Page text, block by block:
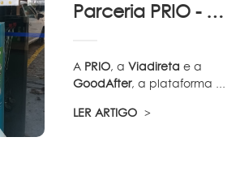
Parceria PRIO - Viadireta - Goodafter...
A PRIO, aViadireta e a
GoodAfter, a plataforma ...
LER ARTIGO